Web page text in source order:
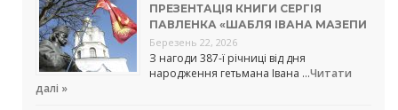
ПРЕЗЕНТАЦІЯ КНИГИ СЕРГІЯ
ПАВЛЕНКА «ШАБЛЯ ІВАНА МАЗЕПИ
Березень 22, 2026
З нагоди 387-ї річниці від дня
народження гетьмана Івана …Читати
далі »